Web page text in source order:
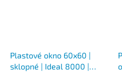
Plastové okno 60x60 |
sklopné | Ideal 8000 |